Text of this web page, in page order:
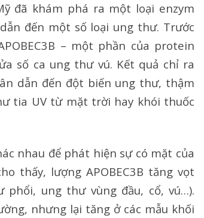
Phục hồi chức năng Hô hấp
ứng – Miễn dịch
Tim mạch
loạn chuyển hóa
Tai – Mũi – Họng
đoán hình ảnh
đã khám phá ra một loại enzym
đến một số loại ung thư. Trước
– một phần của protein
số ca ung thư vú. Kết quả chỉ ra
dẫn đến đột biến ung thư, thậm
tia UV từ mặt trời hay khói thuốc
nhau để phát hiện sự có mặt của
thấy, lượng APOBEC3B tăng vọt
ung thư vùng đầu, cổ, vú…).
nhưng lại tăng ở các mẫu khối